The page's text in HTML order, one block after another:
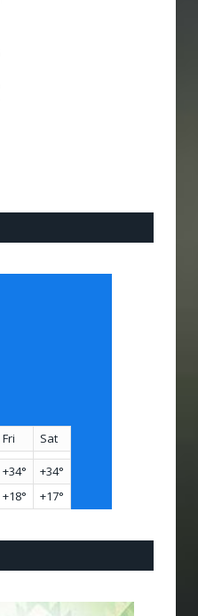
Fri Sat
+34° +34°
+18° +17°